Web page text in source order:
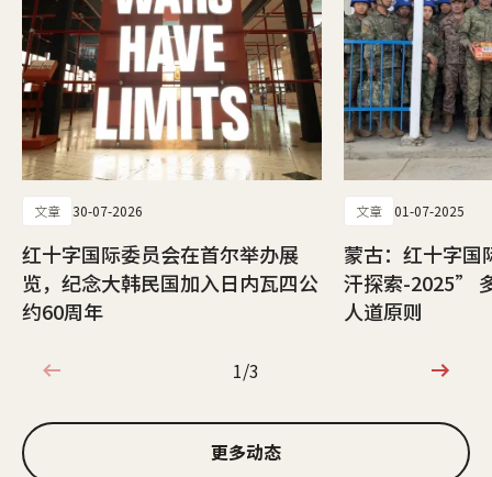
文章 30-07-2026
红十字国际委员会在首尔举办展
览，纪念大韩民国加入日内瓦四公
约60周年
文章 01-07-2025
蒙古：红十字
汗探索-2025”
人道原则
1/3
1/3
更多动态